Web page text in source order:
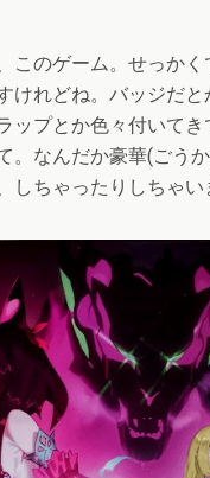
このゲーム。せっかく
けれどね。バッジだと
ップとか色々付いてき
。なんだか豪華(ごう
しちゃったりしちゃい